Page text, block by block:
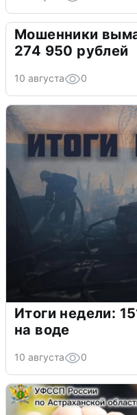
Мошенники
274 950 рублей
10 августа 0
Итоги недели:
на воде
10 августа 0